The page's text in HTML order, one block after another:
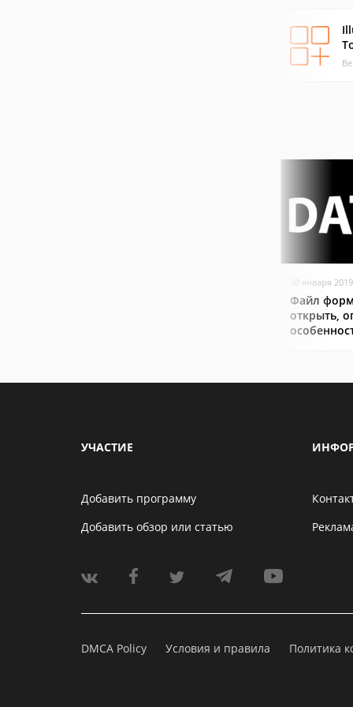
30 января 2019
Файл
открыть,
УЧАСТИЕ
Добавить программу
Добавить обзор или статью
DMCA Policy Условия и правила Политика